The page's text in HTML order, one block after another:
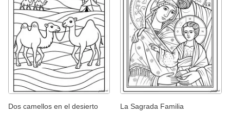
Dos camellos en el desierto
La Sagrada Familia